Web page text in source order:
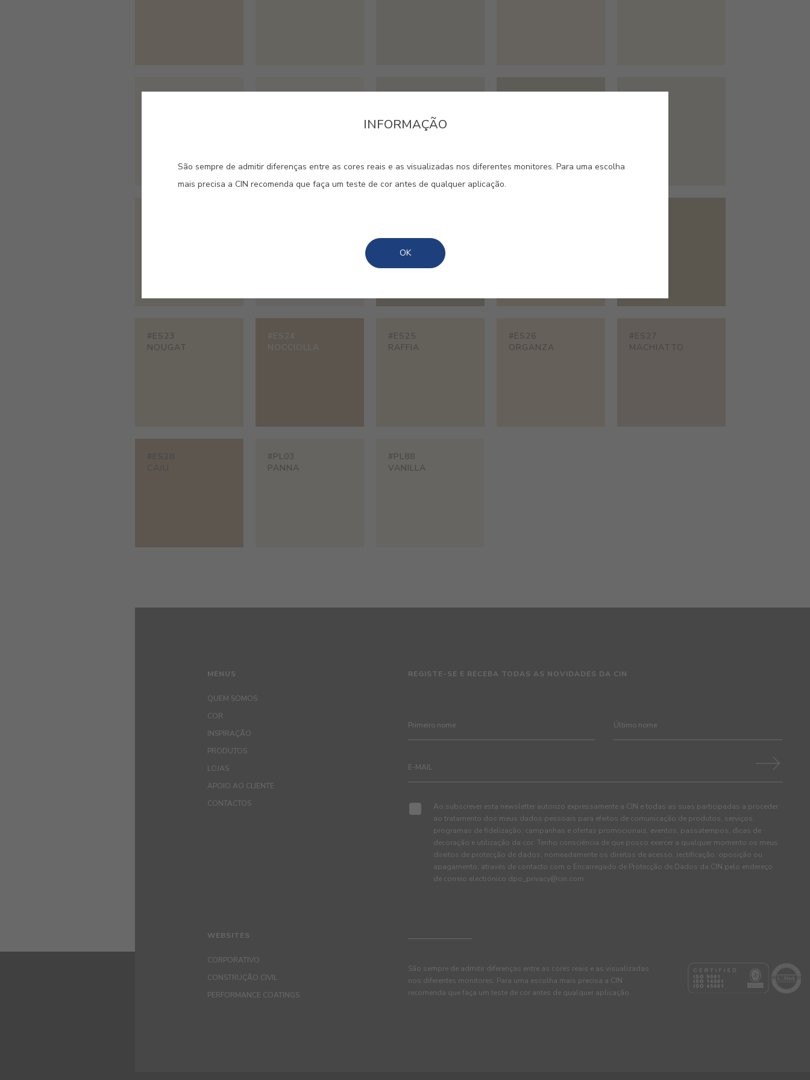
#A722
#D787
#E124
CANVAS
#E336
#E375
#ES23
NOUGAT
#ES24
NOCCIOLLA
#ES25
RAFFIA
#ES26
ORGANZA
#ES27
MACHIATTO
#PL03
PANNA
#PL88
VANILLA
MENUS
QUEM SOMOS
COR
INSPIRAÇÃO
PRODUTOS
LOJAS
APOIO AO CLIENTE
CONTACTOS
REGISTE-SE E RECEBA TODAS AS NOVIDADES DA CIN
Ao subscrever esta newsletter autorizo expressamente a CIN e todas as suas participadas a proceder
ao tratamento dos meus dados pessoais para efeitos de comunicação de produtos, serviços,
programas de fidelização, campanhas e ofertas promocionais, eventos, passatempos, dicas de
decoração e utilização da cor. Tenho consciência de que posso exercer a qualquer momento os meus
direitos de protecção de dados, nomeadamente os direitos de acesso, rectificação, oposição ou
apagamento, através de contacto com o Encarregado de Protecção de Dados da CIN pelo endereço
de correio electrónico dpo_privacy@cin.com
WEBSITES
CORPORATIVO
CONSTRUÇÃO CIVIL
PERFORMANCE COATINGS
São sempre de admitir diferenças entre as cores reais e as visualizadas
nos diferentes monitores. Para uma escolha mais precisa a CIN
recomenda que faça um teste de cor antes de qualquer aplicação.
INFORMAÇÃO
São sempre de admitir diferenças entre as cores reais e as visualizadas nos diferentes monitores. Para uma escolha
mais precisa a CIN recomenda que faça um teste de cor antes de qualquer aplicação.
OK